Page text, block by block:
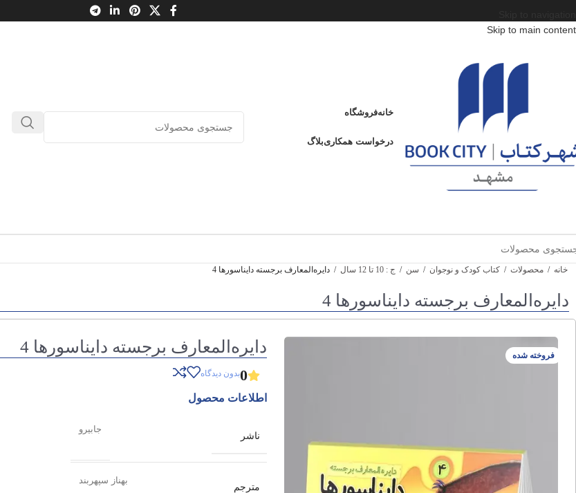
Skip to main content
خانهفروشگاه
درخواست همکاریبلاگ
خانه / محصولات / کتاب کودک و نوجوان / سن / ج : 10 تا 12 سال / دایره‌المعارف برجسته دایناسورها 4
دایره‌المعارف برجسته دایناسورها 4
فروخته شده دایره‌المعارف برجسته دایناسورها 4
0بدون دیدگاه
اطلاعات محصول
ناشر
جابیرو
مترجم
بهناز سپهربند